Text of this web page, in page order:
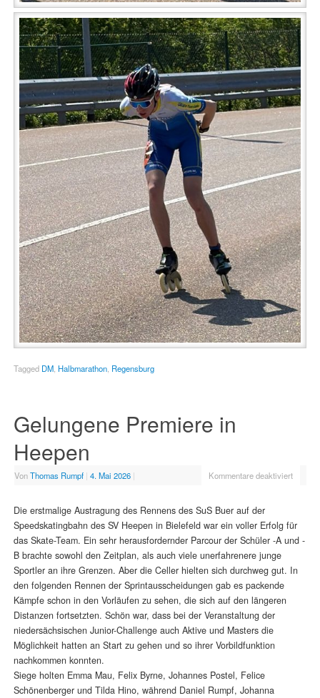
Tagged DM, Halbmarathon, Regensburg
Gelungene Premiere in
Heepen
VonThomas Rumpf | 4. Mai 2026 | Kommentare deaktiviert
Die erstmalige Austragung des Rennens des SuS Buer auf der
Speedskatingbahn des SV Heepen in Bielefeld war ein voller Erfolg für
das Skate-Team. Ein sehr herausfordernder Parcour der Schüler -A und -
B brachte sowohl den Zeitplan, als auch viele unerfahrenere junge
Sportler an ihre Grenzen. Aber die Celler hielten sich durchweg gut. In
den folgenden Rennen der Sprintausscheidungen gab es packende
Kämpfe schon in den Vorläufen zu sehen, die sich auf den längeren
Distanzen fortsetzten. Schön war, dass bei der Veranstaltung der
niedersächsischen Junior-Challenge auch Aktive und Masters die
Möglichkeit hatten an Start zu gehen und so ihrer Vorbildfunktion
nachkommen konnten.
Siege holten Emma Mau, Felix Byrne, Johannes Postel, Felice
Schönenberger und Tilda Hino, während Daniel Rumpf, Johanna